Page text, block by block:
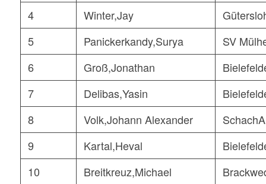
4
Winter,Jay
5
Panickerkandy,Surya
SV
6
Groß,Jonathan
7
Delibas,Yasin
8
Volk,Johann Alexander
9
Kartal,Heval
10
Breitkreuz,Michael